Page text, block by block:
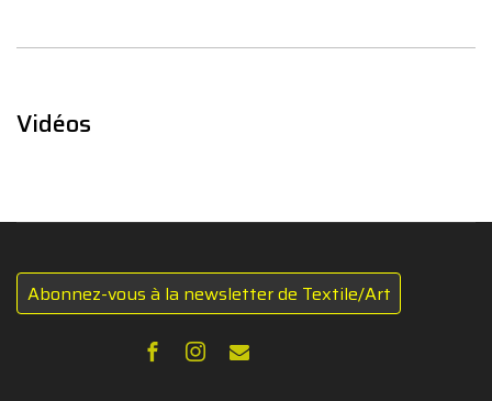
Vidéos
Abonnez-vous à la newsletter de Textile/Art